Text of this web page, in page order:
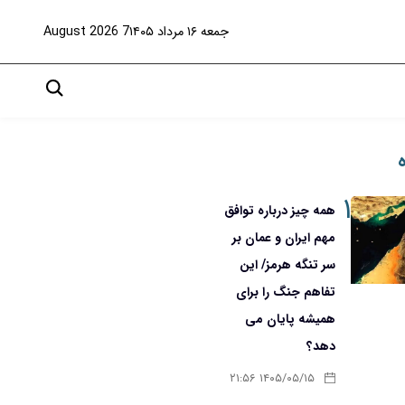
جمعه ۱۶ مرداد ۱۴۰۵ 7 August 2026
۱ همه چیز درباره توافق
مهم ایران و عمان بر
سر تنگه هرمز/ این
تفاهم جنگ را برای
همیشه پایان می
دهد؟
۱۴۰۵/۰۵/۱۵ ۲۱:۵۶